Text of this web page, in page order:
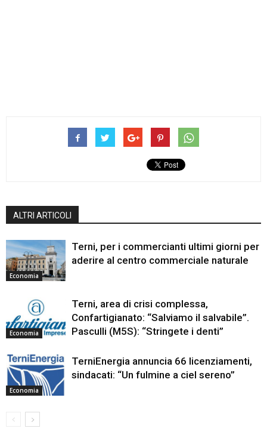
ALTRI ARTICOLI
Economia
Terni, per i commercianti ultimi giorni per
aderire al centro commerciale naturale
Economia
Terni, area di crisi complessa,
Confartigianato: “Salviamo il salvabile”.
Pasculli (M5S): “Stringete i denti”
Economia
TerniEnergia annuncia 66 licenziamenti,
sindacati: “Un fulmine a ciel sereno”